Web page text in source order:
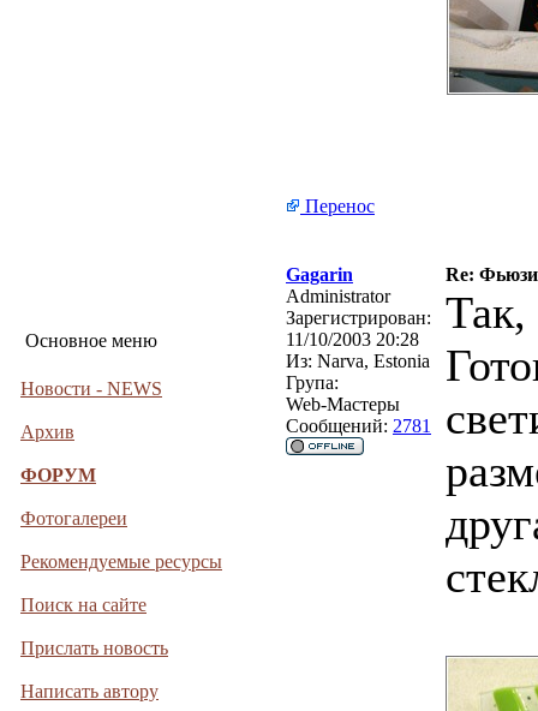
Основное меню
Новости - NEWS
Архив
ФОРУМ
Фотогалереи
Рекомендуемые ресурсы
Поиск на сайте
Прислать новость
Написать автору
Перенос
Gagarin
Re:
Administrator
Зарегистрирован:
11/10/2003 20:28
Из: Narva, Estonia
Група:
Web-Мастеры
Сообщений: 2781
Так,